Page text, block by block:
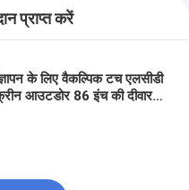
प्राप्त करें
के लिए वैकल्पिक टच एलसीडी
आउटडोर 86 इंच की दीवार